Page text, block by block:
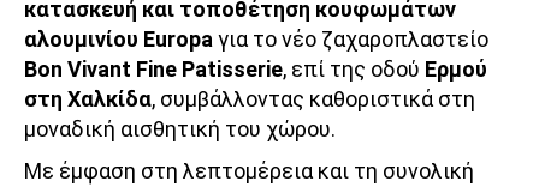
κατασκευή και τοποθέτηση κουφωμάτων
αλουμινίου Europa για το νέο ζαχαροπλαστείο
Bon Vivant Fine Patisserie, επί της οδού Ερμού
στη Χαλκίδα, συμβάλλοντας καθοριστικά στη
μοναδική αισθητική του χώρου.
Με έμφαση στη λεπτομέρεια και τη συνολική